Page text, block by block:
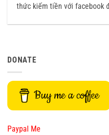
thức kiếm tiền với facebook
DONATE
Buy me a coffee
Paypal Me